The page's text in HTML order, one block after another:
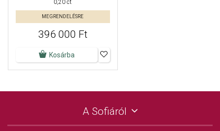
0,20 ct
MEGRENDELÉSRE
396 000 Ft
Kosárba
A Sofiáról